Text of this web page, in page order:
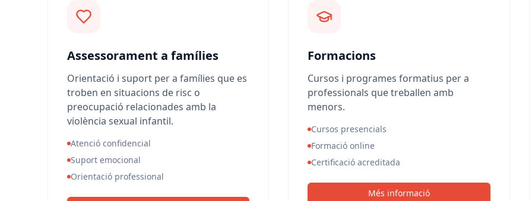
Assessorament a famílies
Orientació i suport per a famílies que es
troben en situacions de risc o
preocupació relacionades amb la
violència sexual infantil.
Atenció confidencial
Suport emocional
Orientació professional
Formacions
Cursos i programes formatius per a
professionals que treballen amb
menors.
Cursos presencials
Formació online
Certificació acreditada
Més informació